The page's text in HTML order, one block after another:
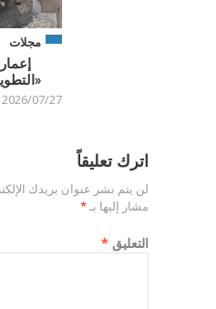
مجلات
2026/07/27
اترك تعليقاً
لن يتم نشر عنوان بريدك
مشار إليها بـ*
التعليق *